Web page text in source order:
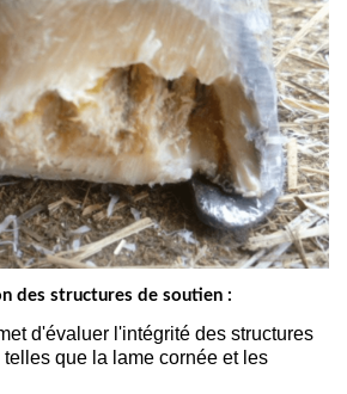
des structures de soutien :
d'évaluer l'intégrité des structures
que la lame cornée et les